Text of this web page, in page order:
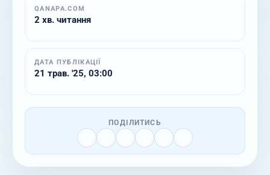
QANAPA.COM
2 хв. читання
ДАТА ПУБЛІКАЦІЇ
21 трав. '25, 03:00
ПОДІЛИТИСЬ